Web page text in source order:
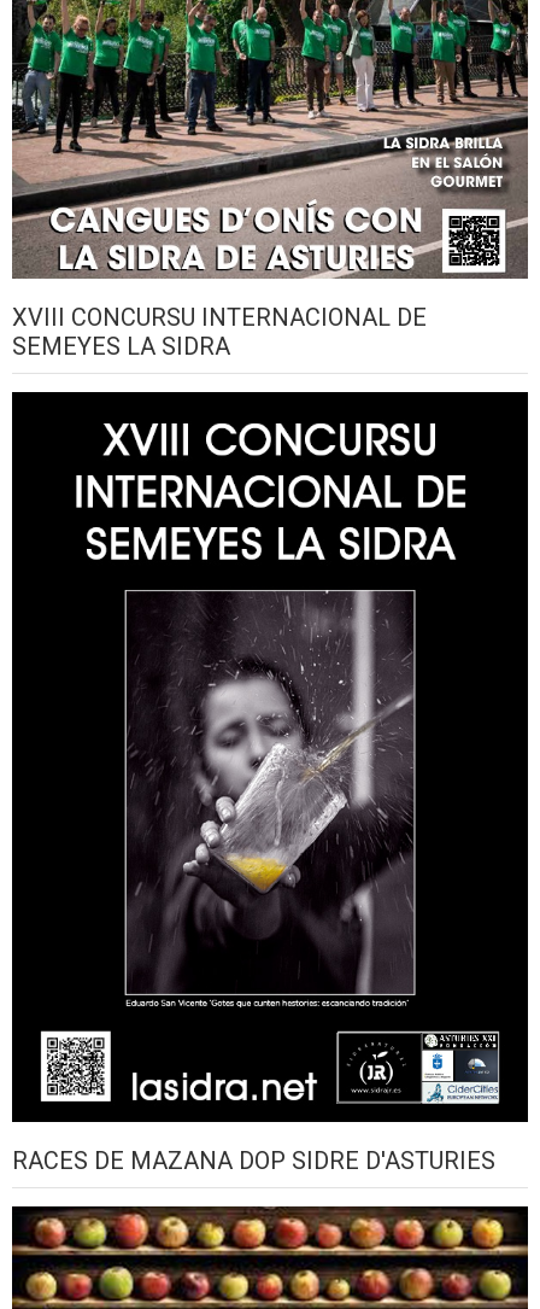
XVIII CONCURSU INTERNACIONAL DE
SEMEYES LA SIDRA
RACES DE MAZANA DOP SIDRE D'ASTURIES